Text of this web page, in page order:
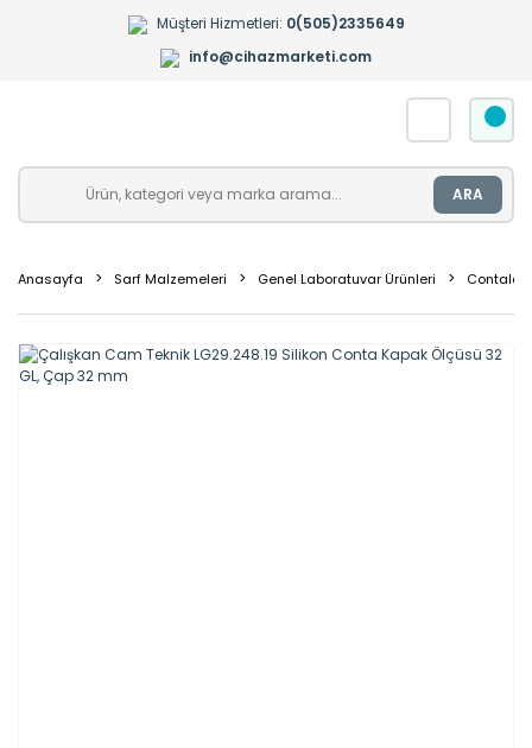
Müşteri Hizmetleri: 0(505)2335649
info@cihazmarketi.com
ARA
Anasayfa Sarf Malzemeleri Genel Laboratuvar Ürünleri Contalar